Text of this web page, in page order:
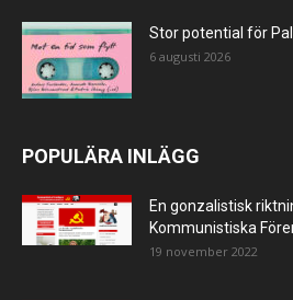
Stor potential för
6 augusti 2026
POPULÄRA INLÄGG
En gonzalistisk
Kommunistiska
19 november 2022